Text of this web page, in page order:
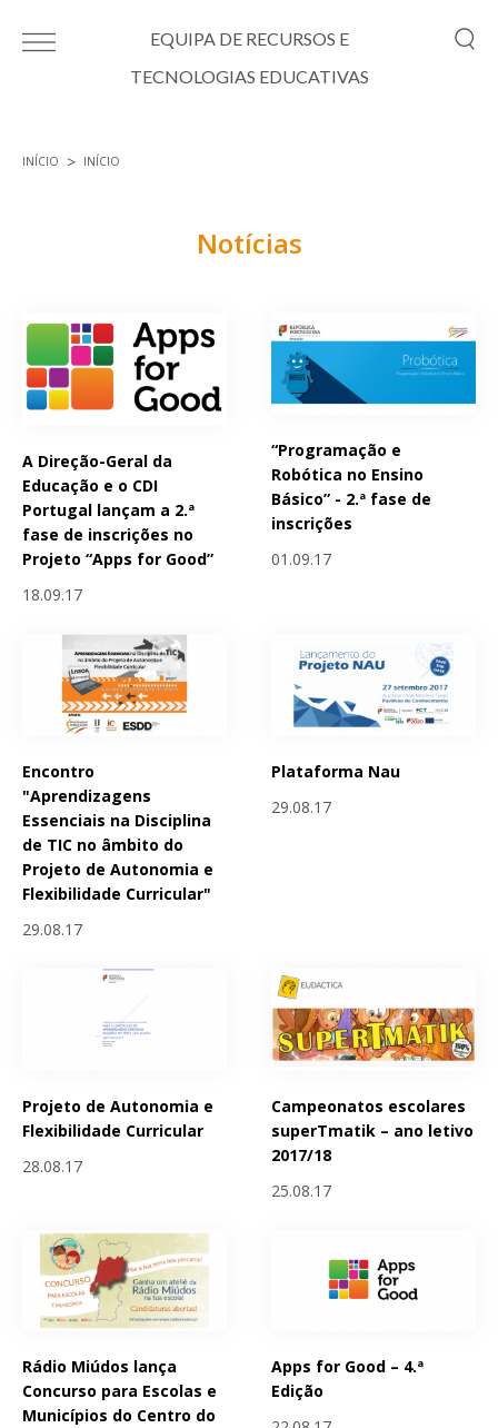
EQUIPA DE RECURSOS E
TECNOLOGIAS EDUCATIVAS
INÍCIO INÍCIO
Notícias
A Direção-Geral da
Educação e o CDI
Portugal lançam a 2.ª
fase de inscrições no
Projeto “Apps for Good”
18.09.17
“Programação e
Robótica no Ensino
Básico” - 2.ª fase de
inscrições
01.09.17
Encontro
"Aprendizagens
Essenciais na Disciplina
de TIC no âmbito do
Projeto de Autonomia e
Flexibilidade Curricular"
29.08.17
Plataforma Nau
29.08.17
Projeto de Autonomia e
Flexibilidade Curricular
28.08.17
Campeonatos escolares
superTmatik – ano letivo
2017/18
25.08.17
Rádio Miúdos lança
Concurso para Escolas e
Municípios do Centro do
Apps for Good – 4.ª
Edição
Páginas